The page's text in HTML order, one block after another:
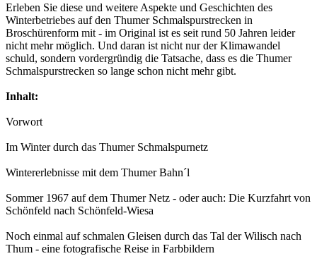
Erleben Sie diese und weitere Aspekte und Geschichten des
Winterbetriebes auf den Thumer Schmalspurstrecken in
Broschürenform mit - im Original ist es seit rund 50 Jahren leider
nicht mehr möglich. Und daran ist nicht nur der Klimawandel
schuld, sondern vordergründig die Tatsache, dass es die Thumer
Schmalspurstrecken so lange schon nicht mehr gibt.
Inhalt:
Vorwort
Im Winter durch das Thumer Schmalspurnetz
Wintererlebnisse mit dem Thumer Bahn´l
Sommer 1967 auf dem Thumer Netz - oder auch: Die Kurzfahrt von
Schönfeld nach Schönfeld-Wiesa
Noch einmal auf schmalen Gleisen durch das Tal der Wilisch nach
Thum - eine fotografische Reise in Farbbildern